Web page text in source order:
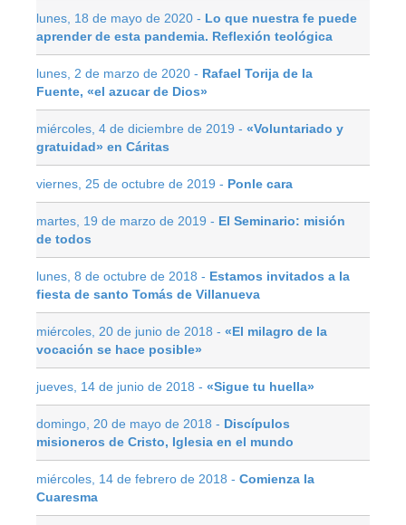
lunes, 18 de mayo de 2020 - Lo que nuestra fe puede
aprender de esta pandemia. Reflexión teológica
lunes, 2 de marzo de 2020 - Rafael Torija de la
Fuente, «el azucar de Dios»
miércoles, 4 de diciembre de 2019 - «Voluntariado y
gratuidad» en Cáritas
viernes, 25 de octubre de 2019 - Ponle cara
martes, 19 de marzo de 2019 - El Seminario: misión
de todos
lunes, 8 de octubre de 2018 - Estamos invitados a la
fiesta de santo Tomás de Villanueva
miércoles, 20 de junio de 2018 - «El milagro de la
vocación se hace posible»
jueves, 14 de junio de 2018 - «Sigue tu huella»
domingo, 20 de mayo de 2018 - Discípulos
misioneros de Cristo, Iglesia en el mundo
miércoles, 14 de febrero de 2018 - Comienza la
Cuaresma